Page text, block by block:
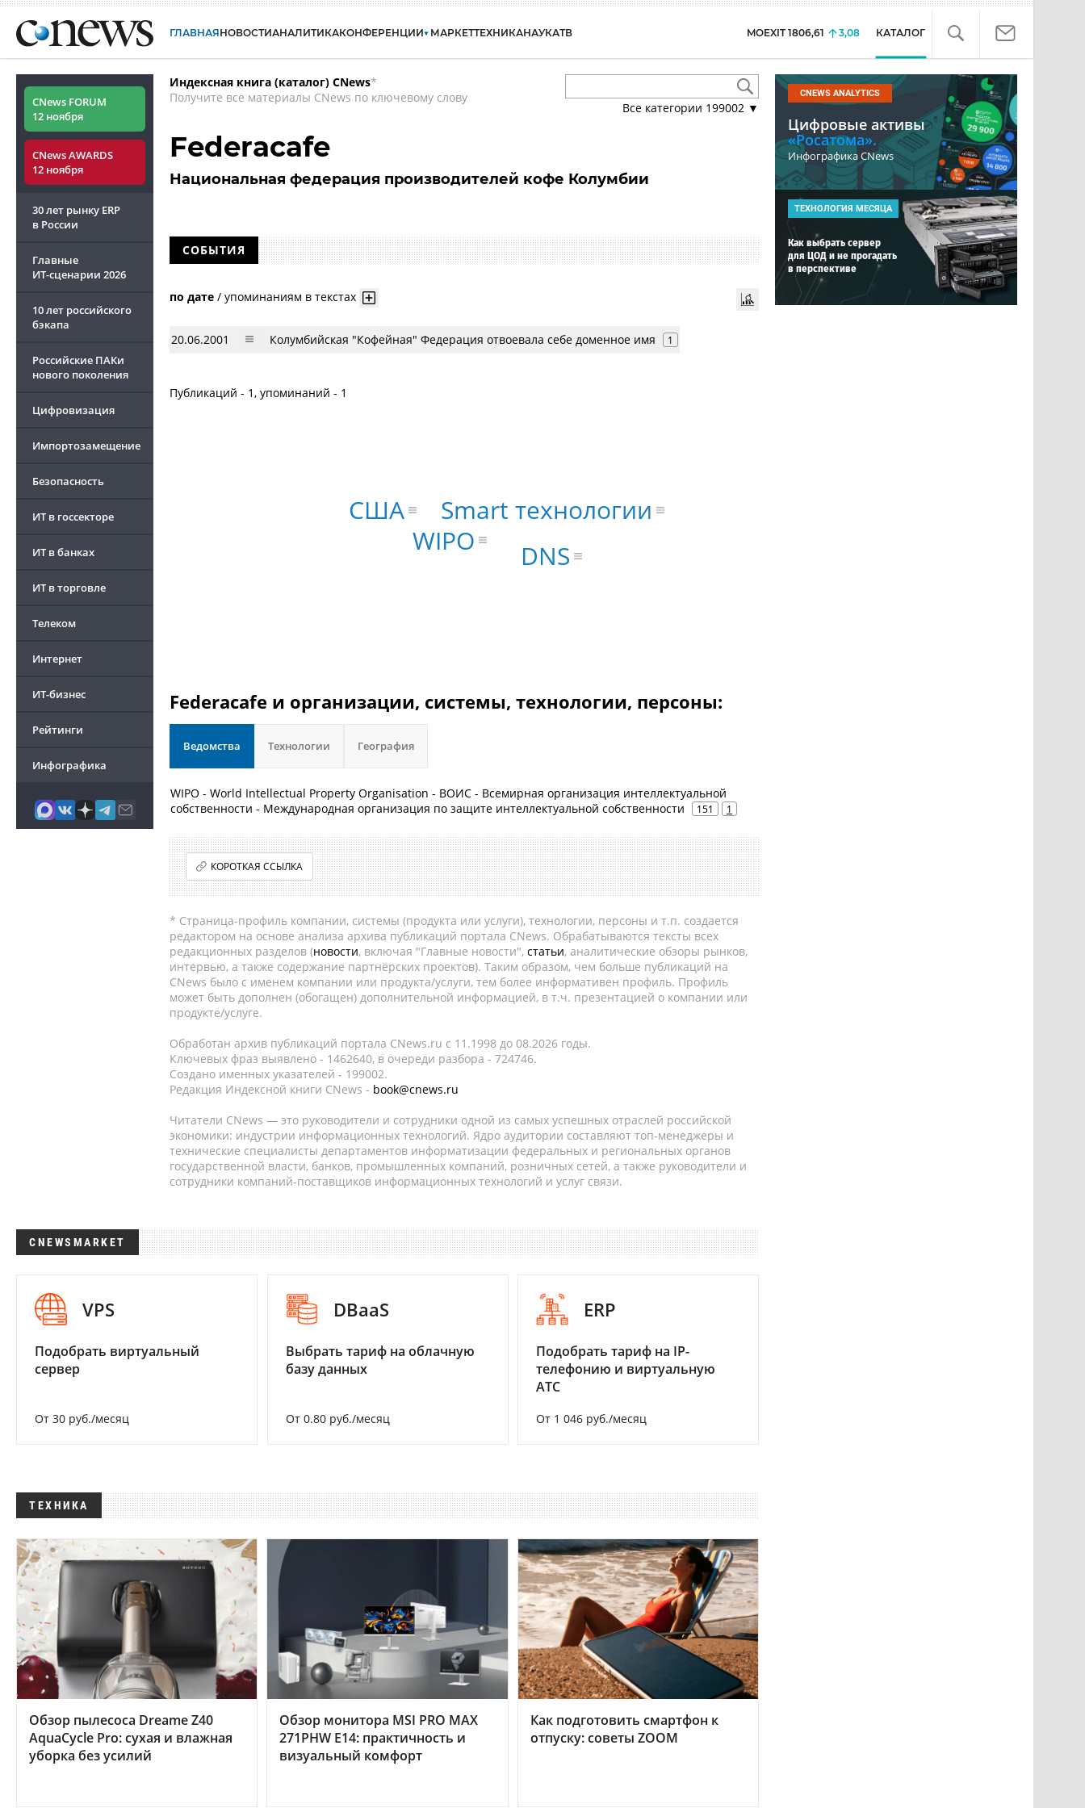
ГЛАВНАЯНОВОСТИАНАЛИТИКАКОНФЕРЕНЦИИ МАРКЕТТЕХНИКАНАУКАТВ MOEXIT 1806,61 3,08 КАТАЛОГ
CNews FORUM
12 ноября
CNews AWARDS
12 ноября
30 лет рынку ERP
в России
Главные
ИТ-сценарии 2026
10 лет российского
бэкапа
Российские ПАКи
нового поколения
Цифровизация
Импортозамещение
Безопасность
ИТ в госсекторе
ИТ в банках
ИТ в торговле
Телеком
Интернет
ИТ-бизнес
Рейтинги
Инфографика
Индексная книга (каталог) CNews*
Получите все материалы CNews по ключевому слову
Все категории 199002 ▼
Federacafe
Национальная федерация производителей кофе Колумбии
СОБЫТИЯ
по дате / упоминаниям в текстах
20.06.2001 Колумбийская "Кофейная" Федерация отвоевала себе доменное имя 1
Публикаций - 1, упоминаний - 1
WIPO
Smart технологии
DNS
США
Federacafe и организации, системы, технологии, персоны:
Ведомства Технологии География
WIPO - World Intellectual Property Organisation - ВОИС - Всемирная организация интеллектуальной
собственности - Международная организация по защите интеллектуальной собственности
151 1
КОРОТКАЯ ССЫЛКА
* Страница-профиль компании, системы (продукта или услуги), технологии, персоны и т.п. создается
редактором на основе анализа архива публикаций портала CNews. Обрабатываются тексты всех
редакционных разделов (новости, включая "Главные новости", статьи, аналитические обзоры рынков,
интервью, а также содержание партнёрских проектов). Таким образом, чем больше публикаций на
CNews было с именем компании или продукта/услуги, тем более информативен профиль. Профиль
может быть дополнен (обогащен) дополнительной информацией, в т.ч. презентацией о компании или
продукте/услуге.
Обработан архив публикаций портала CNews.ru c 11.1998 до 08.2026 годы.
Ключевых фраз выявлено - 1462640, в очереди разбора - 724746.
Создано именных указателей - 199002.
Редакция Индексной книги CNews - book@cnews.ru
Читатели CNews — это руководители и сотрудники одной из самых успешных отраслей российской
экономики: индустрии информационных технологий. Ядро аудитории составляют топ-менеджеры и
технические специалисты департаментов информатизации федеральных и региональных органов
государственной власти, банков, промышленных компаний, розничных сетей, а также руководители и
сотрудники компаний-поставщиков информационных технологий и услуг связи.
CNEWSMARKET
VPS
Подобрать виртуальный
сервер
От 30 руб./месяц
DBaaS
Выбрать тариф на облачную
базу данных
От 0.80 руб./месяц
ERP
Подобрать тариф на IP-
телефонию и виртуальную
АТС
От 1 046 руб./месяц
ТЕХНИКА
Обзор пылесоса Dreame Z40
AquaCycle Pro: сухая и влажная
уборка без усилий
Обзор монитора MSI PRO MAX
271PHW E14: практичность и
визуальный комфорт
Как подготовить смартфон к
отпуску: советы ZOOM
CNEWS ANALYTICS
Цифровые активы
«Росатома».
Инфографика CNews
ТЕХНОЛОГИЯ МЕСЯЦА
Как выбрать сервер
для ЦОД и не прогадать
в перспективе